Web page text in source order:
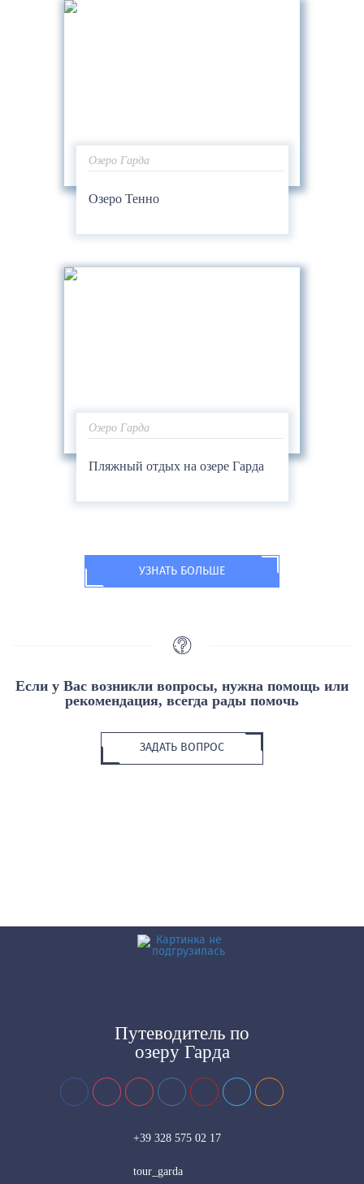
Озеро Гарда
Озеро Тенно
Озеро Гарда
Пляжный отдых на озере Гарда
УЗНАТЬ БОЛЬШЕ
Если у Вас возникли вопросы, нужна помощь или
рекомендация, всегда рады помочь
ЗАДАТЬ ВОПРОС
Путеводитель по
озеру Гарда
+39 328 575 02 17
tour_garda